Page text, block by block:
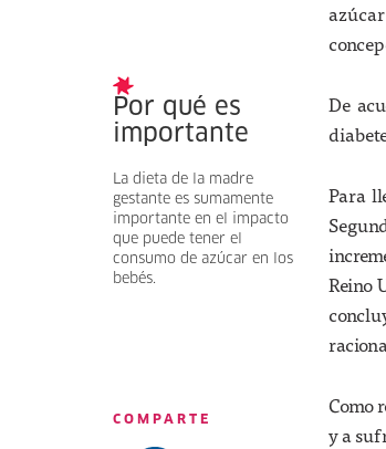
Por qué es
importante
La dieta de la madre
gestante es sumamente
importante en el impacto
que puede tener el
consumo de azúcar en los
bebés.
COMPARTE
De
Para
Reino
Como
y a